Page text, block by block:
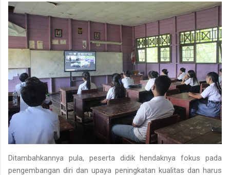
Ditambahkannya pula, peserta didik hendaknya fokus pada
pengembangan diri dan upaya peningkatan kualitas dan harus